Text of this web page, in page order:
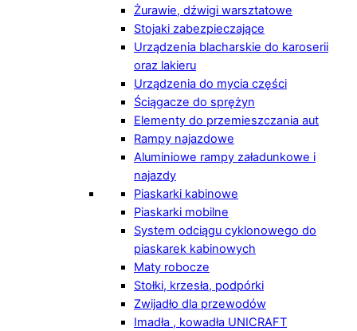
Żurawie, dźwigi warsztatowe
Stojaki zabezpieczające
Urządzenia blacharskie do karoserii
oraz lakieru
Urządzenia do mycia części
Ściągacze do sprężyn
Elementy do przemieszczania aut
Rampy najazdowe
Aluminiowe rampy załadunkowe i
najazdy
Piaskarki kabinowe
Piaskarki mobilne
System odciągu cyklonowego do
piaskarek kabinowych
Maty robocze
Stołki, krzesła, podpórki
Zwijadło dla przewodów
Imadła , kowadła UNICRAFT